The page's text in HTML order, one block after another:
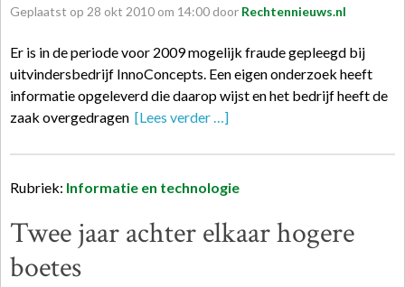
Geplaatst op 28 okt 2010 om 14:00 door Rechtennieuws.nl
Er is in de periode voor 2009 mogelijk fraude gepleegd bij
uitvindersbedrijf InnoConcepts. Een eigen onderzoek heeft
informatie opgeleverd die daarop wijst en het bedrijf heeft de
zaak overgedragen [Lees verder …]
Rubriek: Informatie en technologie
Twee jaar achter elkaar hogere
boetes